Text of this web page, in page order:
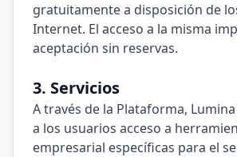
gratuitamente a disposición de
Internet. El acceso a la misma
aceptación sin reservas.
3. Servicios
A través de la Plataforma,
a los usuarios acceso a
empresarial específicas para el